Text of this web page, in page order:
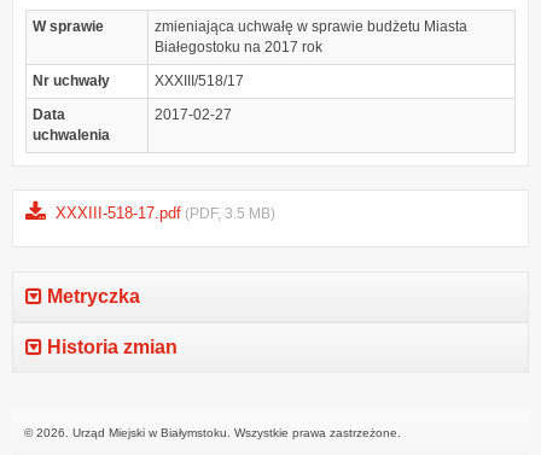
W sprawie
zmieniająca uchwałę w sprawie budżetu Miasta
Białegostoku na 2017 rok
Nr uchwały
XXXIII/518/17
Data
uchwalenia
2017-02-27
XXXIII-518-17.pdf (PDF, 3.5 MB)
Metryczka
Historia zmian
© 2026. Urząd Miejski w Białymstoku. Wszystkie prawa zastrzeżone.